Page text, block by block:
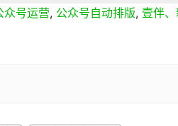
众号运营, 公众号自动排版, 壹伴